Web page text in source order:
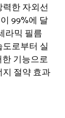
한 자외선
99%에 달
라믹 필름
로부터 실
기능으로
절약 효과